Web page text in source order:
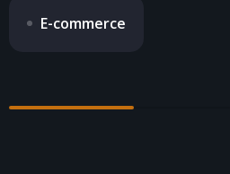
E-commerce